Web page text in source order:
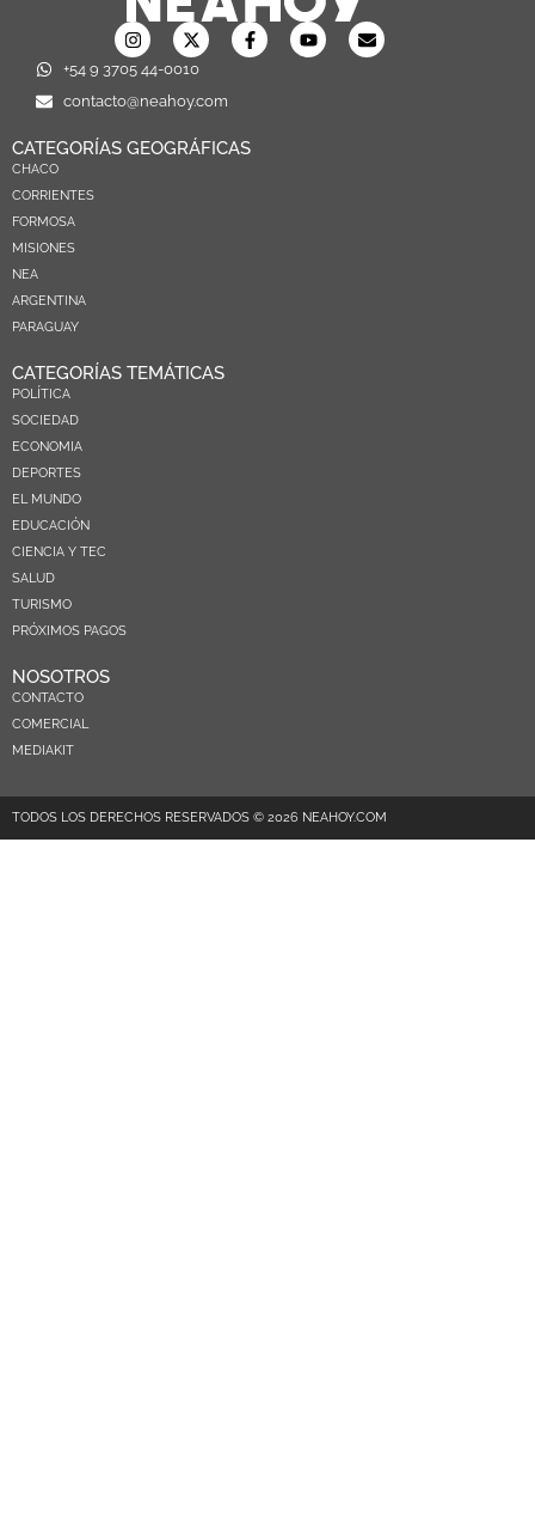
+54 9 3705 44-0010
contacto@neahoy.com
CATEGORÍAS GEOGRÁFICAS
CHACO
CORRIENTES
FORMOSA
MISIONES
NEA
ARGENTINA
PARAGUAY
CATEGORÍAS TEMÁTICAS
POLÍTICA
SOCIEDAD
ECONOMIA
DEPORTES
EL MUNDO
EDUCACIÓN
CIENCIA Y TEC
SALUD
TURISMO
PRÓXIMOS PAGOS
NOSOTROS
CONTACTO
COMERCIAL
MEDIAKIT
TODOS LOS DERECHOS RESERVADOS © 2026 NEAHOY.COM